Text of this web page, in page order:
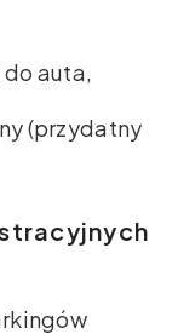
auta,
(przydatny